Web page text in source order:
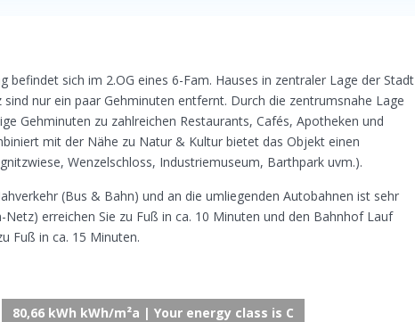
befindet sich im 2.OG eines 6-Fam. Hauses in zentraler Lage der Stadt
nur ein paar Gehminuten entfernt. Durch die zentrumsnahe Lage
Gehminuten zu zahlreichen Restaurants, Cafés, Apotheken und
mit der Nähe zu Natur & Kultur bietet das Objekt einen
Wenzelschloss, Industriemuseum, Barthpark uvm.).
(Bus & Bahn) und an die umliegenden Autobahnen ist sehr
erreichen Sie zu Fuß in ca. 10 Minuten und den Bahnhof Lauf
Fuß in ca. 15 Minuten.
80,66 kWh kWh/m²a | Your energy class is C